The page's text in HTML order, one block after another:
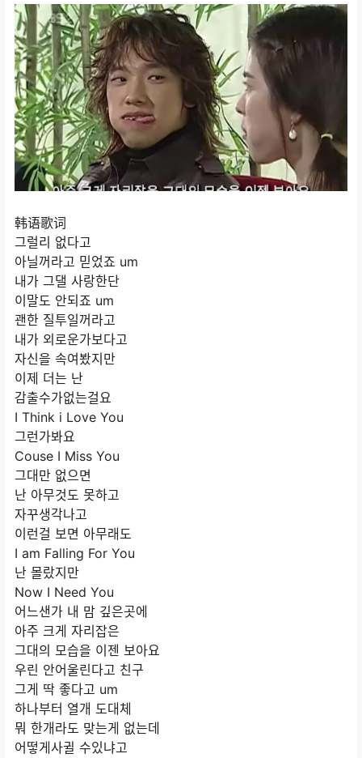
韩语歌词
그럴리 없다고
아닐꺼라고 믿었죠 um
내가 그댈 사랑한단
이말도 안되죠 um
괜한 질투일꺼라고
내가 외로운가보다고
자신을 속여봤지만
이제 더는 난
감출수가없는걸요
I Think i Love You
그런가봐요
Couse I Miss You
그대만 없으면
난 아무것도 못하고
자꾸생각나고
이런걸 보면 아무래도
I am Falling For You
난 몰랐지만
Now I Need You
어느샌가 내 맘 깊은곳에
아주 크게 자리잡은
그대의 모습을 이젠 보아요
우린 안어울린다고 친구
그게 딱 좋다고 um
하나부터 열개 도대체
뭐 한개라도 맞는게 없는데
어떻게사귈 수있냐고